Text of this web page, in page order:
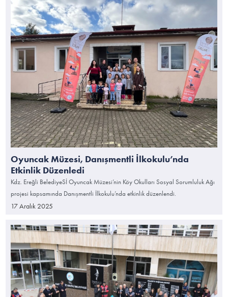
Oyuncak Müzesi, Danışmentli İlkokulu’nda
Etkinlik Düzenledi
Kdz. Ereğli BelediyeSİ Oyuncak Müzesi’nin Köy Okulları Sosyal Sorumluluk Ağı
projesi kapsamında Danışmentli İlkokulu’nda etkinlik düzenlendi.
17 Aralık 2025